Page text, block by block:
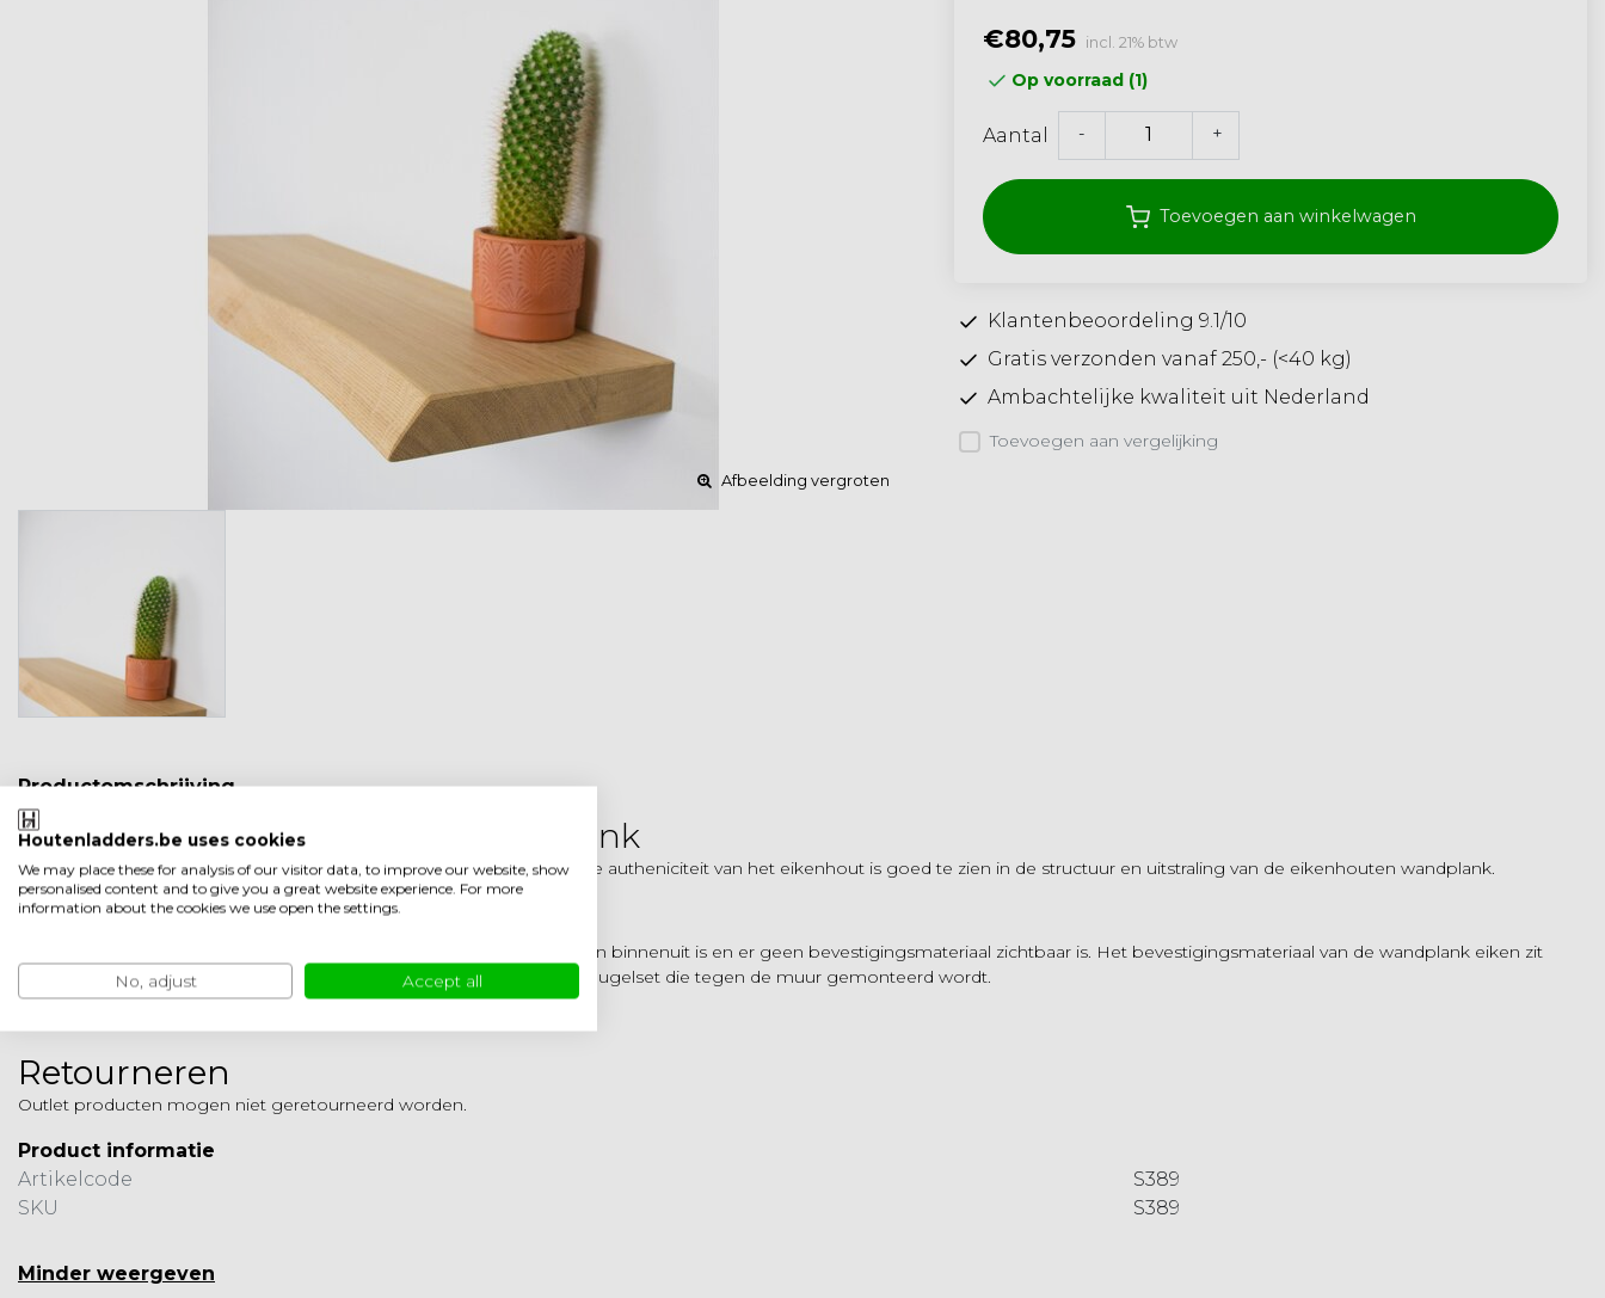
Afbeelding vergroten
€80,75 incl. 21% btw
Op voorraad (1)
Aantal - +
Toevoegen aan winkelwagen
Klantenbeoordeling 9.1/10
Gratis verzonden vanaf 250,- (<40 kg)
Ambachtelijke kwaliteit uit Nederland
Toevoegen aan vergelijking
Productomschrijving
Zwevende onbehandelde wandplank
De wandplank eiken is van hoogwaardig eikenhout. De kwaliteit en de autheniciteit van het eikenhout is goed te zien in de structuur en uitstraling van de eikenhouten wandplank.
Montage
Deze plank is blind te monteren. Dit wil zeggen dat de bevestiging van binnenuit is en er geen bevestigingsmateriaal zichtbaar is. Het bevestigingsmateriaal van de wandplank eiken zit
hierbij inbegrepen. De plank wordt bevestigd met behulp van een beugelset die tegen de muur gemonteerd wordt.
Retourneren
Outlet producten mogen niet geretourneerd worden.
Product informatie
Artikelcode
S389
SKU
S389
Minder weergeven
Houtenladders.be uses cookies
We may place these for analysis of our visitor data, to improve our website, show
personalised content and to give you a great website experience. For more
information about the cookies we use open the settings.
No, adjust Accept all